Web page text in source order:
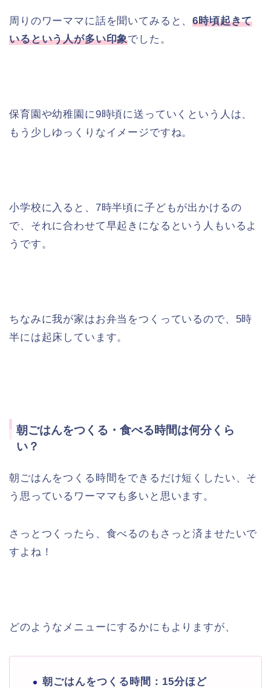
周りのワーママに話を聞いてみると、6時頃起きて
いるという人が多い印象でした。
保育園や幼稚園に9時頃に送っていくという人は、
もう少しゆっくりなイメージですね。
小学校に入ると、7時半頃に子どもが出かけるの
で、それに合わせて早起きになるという人もいるよ
うです。
ちなみに我が家はお弁当をつくっているので、5時
半には起床しています。
朝ごはんをつくる・食べる時間は何分くら
い？
朝ごはんをつくる時間をできるだけ短くしたい、そ
う思っているワーママも多いと思います。
さっとつくったら、食べるのもさっと済ませたいで
すよね！
どのようなメニューにするかにもよりますが、
朝ごはんをつくる時間：15分ほど